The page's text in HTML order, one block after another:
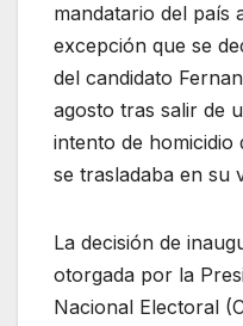
mandatario del país
excepción que se
del candidato
agosto tras salir de
intento de homicidio
se trasladaba en su
La decisión de
otorgada por la
Nacional Electoral